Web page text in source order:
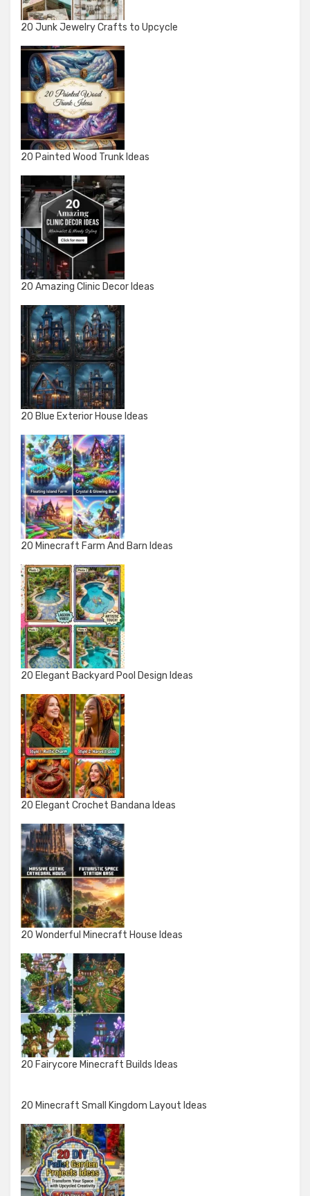
20 Junk Jewelry Crafts to Upcycle
20 Painted Wood Trunk Ideas
20 Amazing Clinic Decor Ideas
20 Blue Exterior House Ideas
20 Minecraft Farm And Barn Ideas
20 Elegant Backyard Pool Design Ideas
20 Elegant Crochet Bandana Ideas
20 Wonderful Minecraft House Ideas
20 Fairycore Minecraft Builds Ideas
20 Minecraft Small Kingdom Layout Ideas